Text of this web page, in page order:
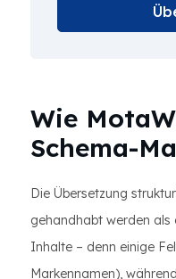
Wie
Schema-
Die Übersetzung
gehandhabt werden als
Inhalte – denn einige
Markennamen),